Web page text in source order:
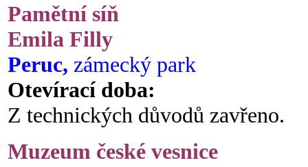
Pamětní síň
Emila Filly
Peruc, zámecký park
Otevírací doba:
Z technických důvodů zavřeno.
Muzeum české vesnice